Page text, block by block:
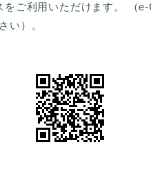
ご利用いただけます。 （
い）。